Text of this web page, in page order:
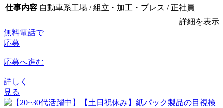
仕事内容 自動車系工場 / 組立・加工・プレス / 正社員
詳細を表示
無料電話で
応募
応募へ進む
詳しく
見る